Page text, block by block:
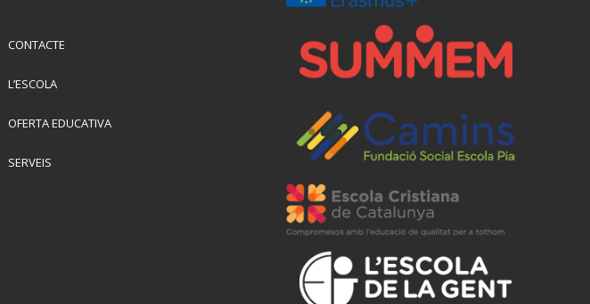
CONTACTE
L’ESCOLA
OFERTA EDUCATIVA
SERVEIS